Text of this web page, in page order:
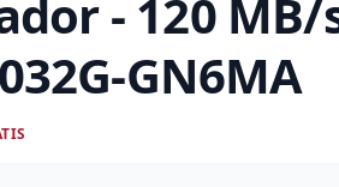
- 120 MB/
GN6MA